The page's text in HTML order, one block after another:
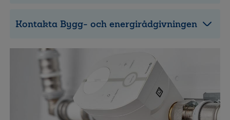
Kontakta Bygg- och energirådgivningen